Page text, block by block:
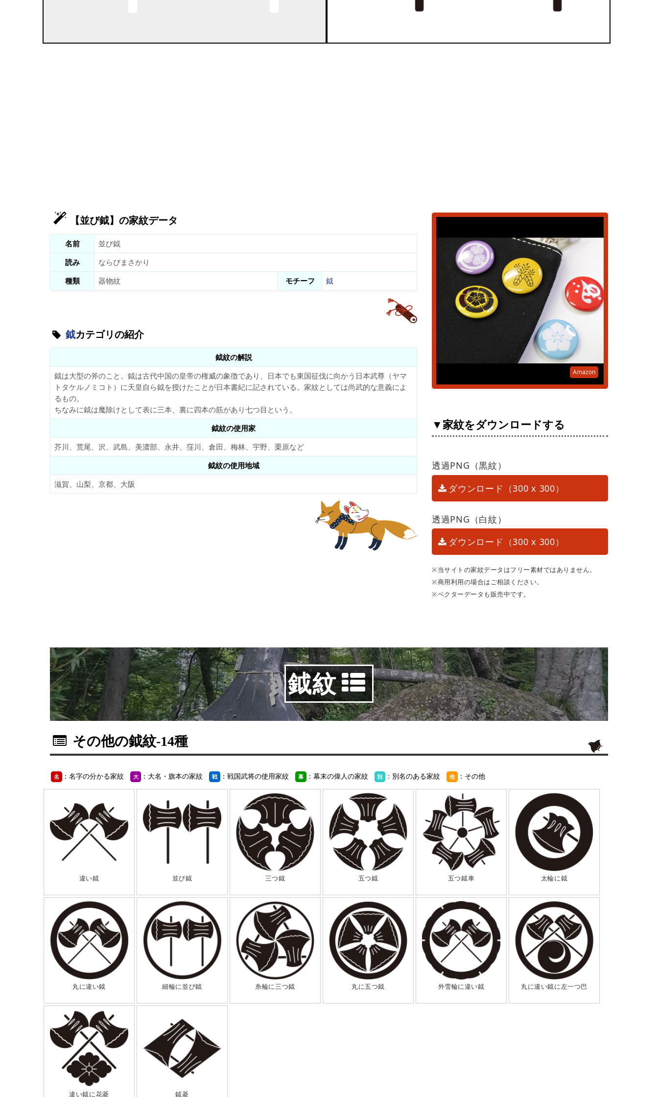
【並び鉞】の家紋データ
名前
並び鉞
読み
ならびまさかり
種類
器物紋 モチーフ 鉞
鉞カテゴリの紹介
鉞紋の解説
鉞は大型の斧のこと。鉞は古代中国の皇帝の権威の象徴であり、日本でも東国征伐に向かう日本武尊（ヤマ
トタケルノミコト）に天皇自ら鉞を授けたことが日本書紀に記されている。家紋としては尚武的な意義によ
るもの。
ちなみに鉞は魔除けとして表に三本、裏に四本の筋があり七つ目という。
鉞紋の使用家
芥川、荒尾、沢、武島、美濃部、永井、窪川、倉田、梅林、宇野、栗原など
鉞紋の使用地域
滋賀、山梨、京都、大阪
Amazon
▼家紋をダウンロードする
透過PNG（黒紋）
ダウンロード（300 x 300）
透過PNG（白紋）
ダウンロード（300 x 300）
※当サイトの家紋データはフリー素材ではありません。
※商用利用の場合はご相談ください。
※ベクターデータも販売中です。
鉞紋
その他の鉞紋-14種
名 ：名字の分かる家紋 大 ：大名・旗本の家紋 戦 ：戦国武将の使用家紋 幕 ：幕末の偉人の家紋 別 ：別名のある家紋 他 ：その他
違い鉞 並び鉞 三つ鉞 五つ鉞 五つ鉞車 太輪に鉞
丸に違い鉞 細輪に並び鉞 糸輪に三つ鉞 丸に五つ鉞 外雪輪に違い鉞 丸に違い鉞に左一つ巴
違い鉞に花菱 鉞菱